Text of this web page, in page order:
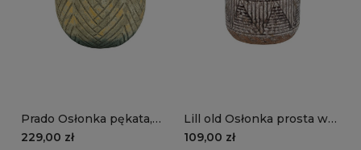
Prado Osłonka pękata,
cementowa A
229,00 zł
Lill old Osłonka prosta w
odcieniach brązu i fioletu
109,00 zł